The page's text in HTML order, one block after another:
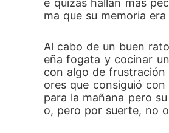
e quizás hallan más
ma que su memoria
Al cabo de un buen
eña fogata y cocinar
con algo de frustración
ores que consiguió
para la mañana pero
o, pero por suerte, no